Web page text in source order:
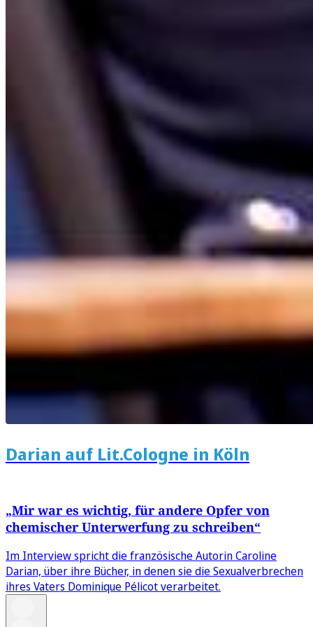
Darian auf Lit.Cologne in Köln
„Mir war es wichtig, für andere Opfer von
chemischer Unterwerfung zu schreiben“
Im Interview spricht die französische Autorin Caroline
Darian, über ihre Bücher, in denen sie die Sexualverbrechen
ihres Vaters Dominique Pélicot verarbeitet.